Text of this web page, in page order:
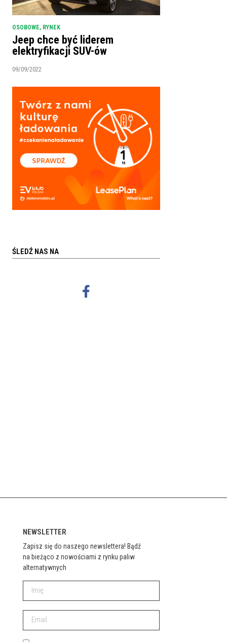
OSOBOWE, RYNEK
Jeep chce być liderem
elektryfikacji SUV-ów
09/09/2022
ŚLEDŹ NAS NA
NEWSLETTER
Zapisz się do naszego newslettera! Bądź
na bieżąco z nowościami z rynku paliw
alternatywnych